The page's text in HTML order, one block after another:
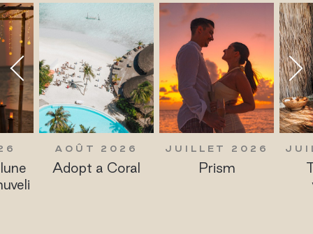
AOÛT 2026
Adopt a Coral
JUILLET 2026
Prism